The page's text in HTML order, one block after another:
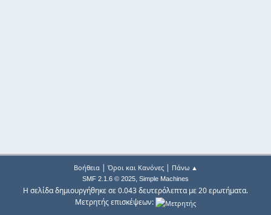
Βοήθεια| Όροι και Κανόνες| Πάνω ▲
SMF 2.1.6 © 2025, Simple Machines
Η σελίδα δημιουργήθηκε σε 0.043 δευτερόλεπτα με 20 ερωτήματα.
Μετρητής επισκέψεων: